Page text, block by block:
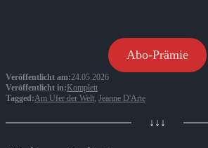
Abo-Prämie
Veröffentlicht am:24.05.2026
Veröffentlicht in:Komplett
Tagged:Am Ufer der Welt, Jeanne D'Arte
↓↓↓